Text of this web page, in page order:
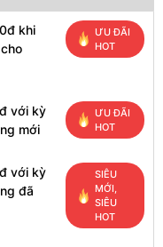
khi
ƯU ĐÃI
HOT
với kỳ
mới
ƯU ĐÃI
HOT
với kỳ
đã
SIÊU
MỚI,
SIÊU
HOT